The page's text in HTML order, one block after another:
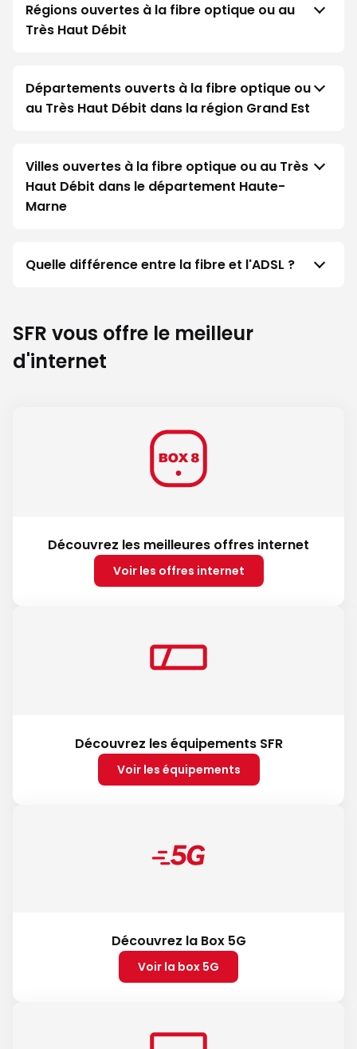
Régions ouvertes à la fibre optique ou au
Très Haut Débit
Départements ouverts à la fibre optique ou
au Très Haut Débit dans la région Grand Est
Villes ouvertes à la fibre optique ou au Très
Haut Débit dans le département Haute-
Marne
Quelle différence entre la fibre et l'ADSL ?
SFR vous offre le meilleur
d'internet
Découvrez les meilleures offres internet
Voir les offres internet
Découvrez les équipements SFR
Voir les équipements
Découvrez la Box 5G
Voir la box 5G